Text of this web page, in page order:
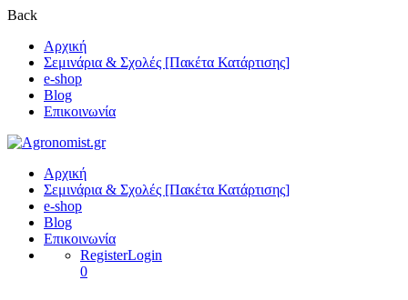
Back
Αρχική
Σεμινάρια & Σχολές [Πακέτα Κατάρτισης]
e-shop
Blog
Επικοινωνία
Αρχική
Σεμινάρια & Σχολές [Πακέτα Κατάρτισης]
e-shop
Blog
Επικοινωνία
RegisterLogin
0